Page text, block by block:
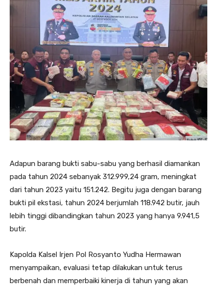
Adapun barang bukti sabu-sabu yang berhasil diamankan
pada tahun 2024 sebanyak 312.999,24 gram, meningkat
dari tahun 2023 yaitu 151.242. Begitu juga dengan barang
bukti pil ekstasi, tahun 2024 berjumlah 118.942 butir, jauh
lebih tinggi dibandingkan tahun 2023 yang hanya 9.941,5
butir.
Kapolda Kalsel Irjen Pol Rosyanto Yudha Hermawan
menyampaikan, evaluasi tetap dilakukan untuk terus
berbenah dan memperbaiki kinerja di tahun yang akan